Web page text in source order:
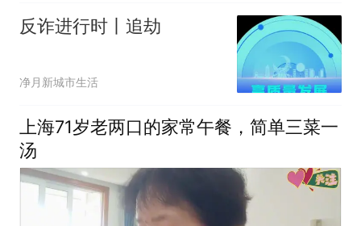
反诈进行时丨追劫
净月新城市生活
上海71岁老两口的家常午餐，简单三菜一
汤